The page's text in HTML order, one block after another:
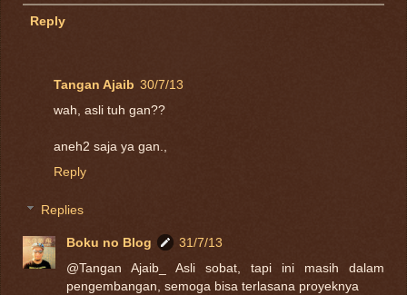
Reply
Tangan Ajaib 30/7/13
wah, asli tuh gan??
aneh2 saja ya gan.,
Reply
Replies
Boku no Blog
31/7/13
@Tangan Ajaib_ Asli sobat, tapi ini masih dalam
pengembangan, semoga bisa terlasana proyeknya